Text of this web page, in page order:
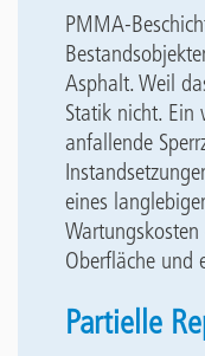
PMMA-
Asphalt. Weil
Statik nicht. Ein
anfallende
eines
Oberfläche und
Partielle